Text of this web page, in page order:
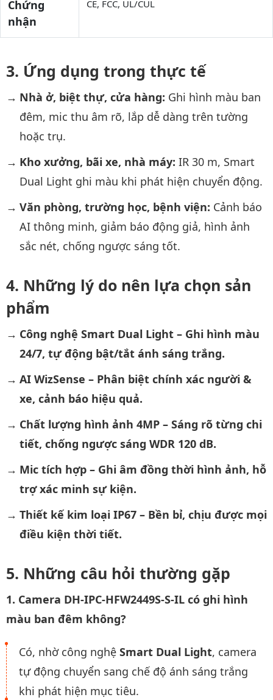
Chứng
nhận
CE, FCC, UL/CUL
Ứng dụng trong thực tế
Nhà ở, biệt thự, cửa hàng: Ghi hình màu ban
đêm, mic thu âm rõ, lắp dễ dàng trên tường
hoặc trụ.
Kho xưởng, bãi xe, nhà máy: IR 30 m, Smart
Dual Light ghi màu khi phát hiện chuyển động.
Văn phòng, trường học, bệnh viện: Cảnh báo
AI thông minh, giảm báo động giả, hình ảnh
sắc nét, chống ngược sáng tốt.
Những lý do nên lựa chọn sản
phẩm
Công nghệ Smart Dual Light – Ghi hình màu
24/7, tự động bật/tắt ánh sáng trắng.
AI WizSense – Phân biệt chính xác người &
xe, cảnh báo hiệu quả.
Chất lượng hình ảnh 4MP – Sáng rõ từng chi
tiết, chống ngược sáng WDR 120 dB.
Mic tích hợp – Ghi âm đồng thời hình ảnh, hỗ
trợ xác minh sự kiện.
Thiết kế kim loại IP67 – Bền bỉ, chịu được mọi
điều kiện thời tiết.
Những câu hỏi thường gặp
1. Camera DH-IPC-HFW2449S-S-IL có ghi hình
màu ban đêm không?
Có, nhờ công nghệ Smart Dual Light, camera
tự động chuyển sang chế độ ánh sáng trắng
khi phát hiện mục tiêu.